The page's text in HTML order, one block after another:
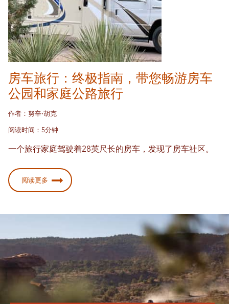
房车旅行：终极指南，带您畅游房车
公园和家庭公路旅行
作者：努辛·胡克
阅读时间：5分钟
一个旅行家庭驾驶着28英尺长的房车，发现了房车社区。
阅读更多